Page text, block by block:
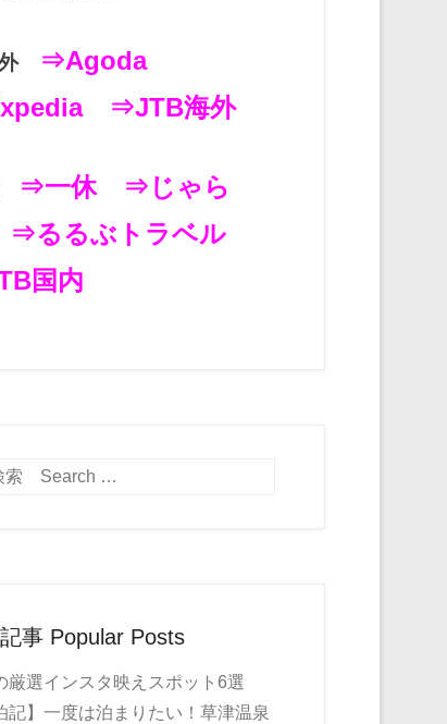
外
⇒Agoda
⇒JTB海外
⇒一休
⇒じゃら
⇒るるぶトラベル
国内
事 Popular Posts
厳選インスタ映えスポット6選
記】一度は泊まりたい！草津温泉